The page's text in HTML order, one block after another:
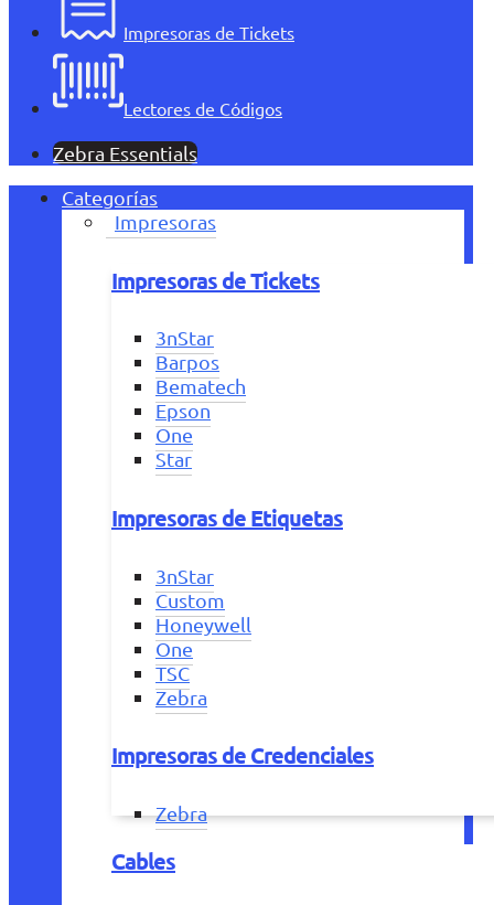
Impresoras de Tickets
Lectores de Códigos
Zebra Essentials
Categorías
Impresoras
Impresoras de Tickets
3nStar
Barpos
Bematech
Epson
One
Star
Impresoras de Etiquetas
3nStar
Custom
Honeywell
One
TSC
Zebra
Impresoras de Credenciales
Zebra
Cables